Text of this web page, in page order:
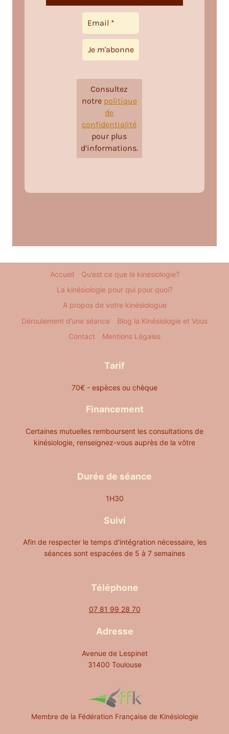
Consultez
notre politique
de
confidentialité
pour plus
d’informations.
Téléphone
07 81 99 28 70
Adresse
Avenue de Lespinet
31400 Toulouse
Durée de séance
1H30
Suivi
Afin de respecter le temps d'intégration nécessaire, les
séances sont espacées de 5 à 7 semaines
Tarif
70€ - espèces ou chèque
Financement
Certaines mutuelles remboursent les consultations de
kinésiologie, renseignez-vous auprès de la vôtre
Accueil
Qu’est ce que la kinésiologie?
La kinésiologie pour qui pour quoi?
A propos de votre kinésiologue
Déroulement d’une séance
Blog la Kinésiologie et Vous
Contact
Mentions Légales
Membre de la Fédération Française de Kinésiologie